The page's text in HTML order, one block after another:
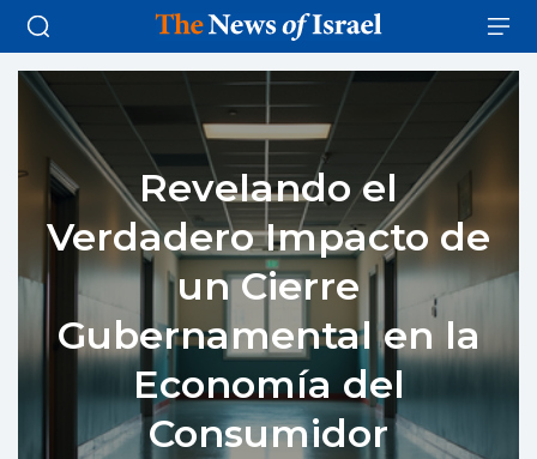
Revelando el
Verdadero Impacto de
un Cierre
Gubernamental en la
Economía del
Consumidor